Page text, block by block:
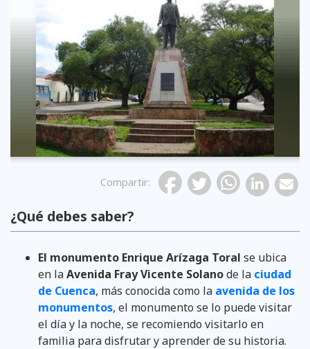
Compartir:
¿Qué debes saber?
El monumento Enrique Arízaga Toral se ubica
en laAvenida Fray Vicente Solanode la ciudad
de Cuenca, más conocida como la avenida de los
monumentos, el monumento se lo puede visitar
el día y la noche, se recomiendo visitarlo en
familia para disfrutar y aprender de su historia.